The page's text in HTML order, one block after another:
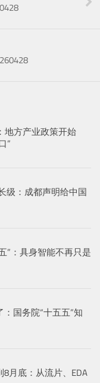
地方产业政策开始
”
级：成都声明给中国
”：具身智能不再只是
国务院“十五五”知
月底：从流片、EDA